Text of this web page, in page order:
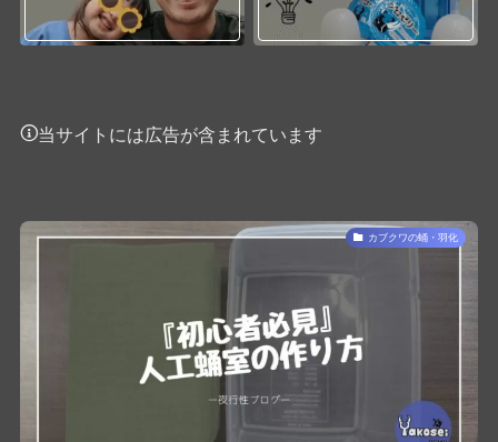
当サイトには広告が含まれています
カブクワの蛹・羽化